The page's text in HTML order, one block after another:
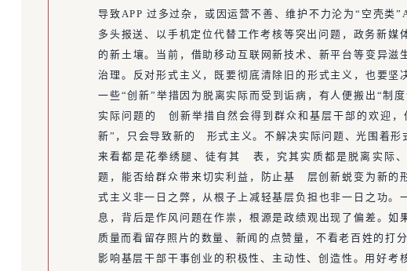
导致APP 过多过杂，或因运营不善、维护不力沦为“空壳类
多头报送、以手机定位代替工作考核等突出问题，政务新媒
的新土壤。当前，借助移动互联网新技术、新平台等变异滋
治理。反对形式主义，既要彻底清除旧的形式主义，也要坚
一些“创新”举措因为脱离实际而受到诟病，有人便搬出“制
实际问题的 创新举措自然会得到群众和基层干部的欢迎，
新”，只会导致新的 形式主义。不解决实际问题、光围着形
来看都是花拳绣腿、徒有其 表，究其实质都是脱离实际
题，能否给群众带来切实利益，防止基 层创新蜕变为新的
式主义非一日之弊，从根子上减轻基层负担也非一日之功。
息，背后是作风问题在作祟，根源是政绩观出现了偏差。如
质量而看留存照片的数量、新闻的点赞量，不看老百姓的打
影响基层干部干事创业的积极性、主动性、创造性。用好考